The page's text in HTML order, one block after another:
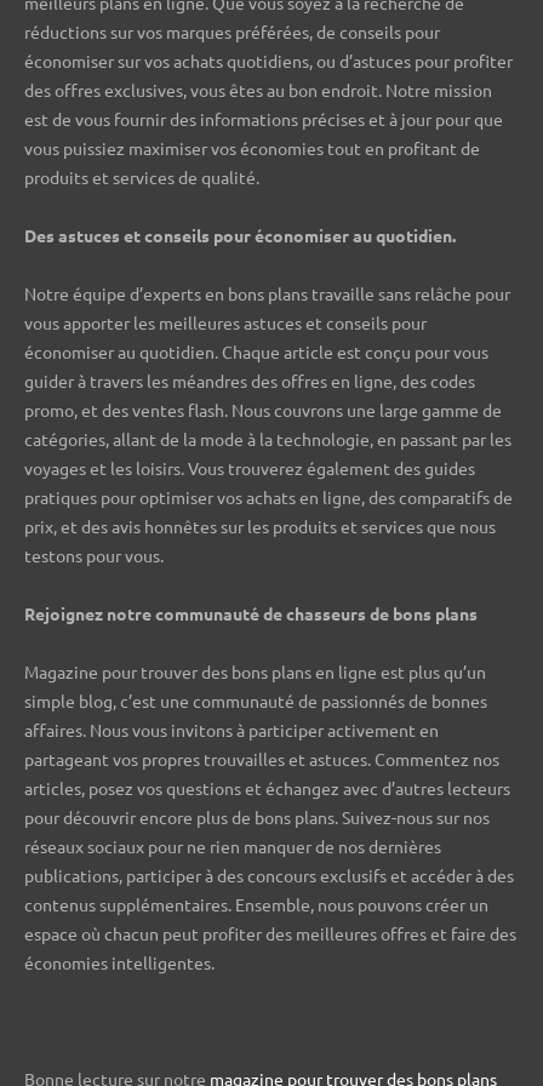
réductions sur vos marques préférées, de conseils pour
économiser sur vos achats quotidiens, ou d’astuces pour profiter
des offres exclusives, vous êtes au bon endroit. Notre mission
est de vous fournir des informations précises et à jour pour que
vous puissiez maximiser vos économies tout en profitant de
produits et services de qualité.
Des astuces et conseils pour économiser au quotidien.
Notre équipe d’experts en bons plans travaille sans relâche pour
vous apporter les meilleures astuces et conseils pour
économiser au quotidien. Chaque article est conçu pour vous
guider à travers les méandres des offres en ligne, des codes
promo, et des ventes flash. Nous couvrons une large gamme de
catégories, allant de la mode à la technologie, en passant par les
voyages et les loisirs. Vous trouverez également des guides
pratiques pour optimiser vos achats en ligne, des comparatifs de
prix, et des avis honnêtes sur les produits et services que nous
testons pour vous.
Rejoignez notre communauté de chasseurs de bons plans ️
Magazine pour trouver des bons plans en ligne est plus qu’un
simple blog, c’est une communauté de passionnés de bonnes
affaires. Nous vous invitons à participer activement en
partageant vos propres trouvailles et astuces. Commentez nos
articles, posez vos questions et échangez avec d’autres lecteurs
pour découvrir encore plus de bons plans. Suivez-nous sur nos
réseaux sociaux pour ne rien manquer de nos dernières
publications, participer à des concours exclusifs et accéder à des
contenus supplémentaires. Ensemble, nous pouvons créer un
espace où chacun peut profiter des meilleures offres et faire des
économies intelligentes.
Bonne lecture sur notre magazine pour trouver des bons plans